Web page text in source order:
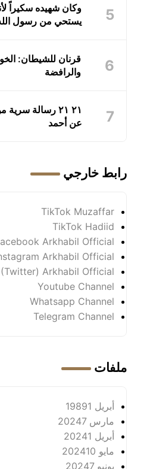
وكان شهيده سكيراً
يستحي من رسول
قرنان للشيطان:
والرافضة
٢١ ٢١ رسالة
عن أحمد
رابط خارجي
TikTok Muzaffar
TikTok Hadiid
Arkhabil Official
Arkhabil Official
Arkhabil Official
Youtube Channel
Whatsapp Channel
Telegram Channel
ملفات
أبريل 1989 1
مارس 20247
أبريل 2024 1
مايو 2024 10
يونيو 20247